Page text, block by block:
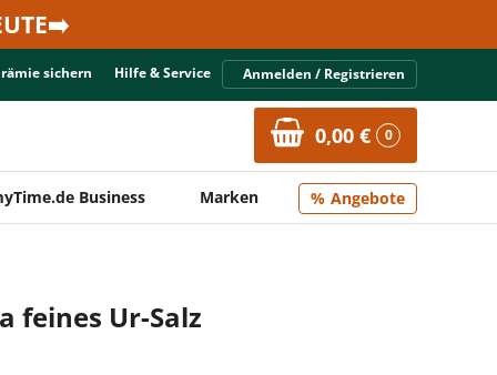
sichern Hilfe & Service Anmelden / Registrieren
0,00 € 0
Business Marken Angebote
feines Ur-Salz